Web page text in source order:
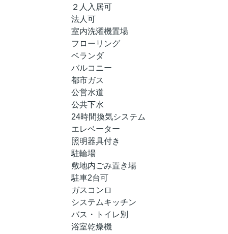
２人入居可
法人可
室内洗濯機置場
フローリング
ベランダ
バルコニー
都市ガス
公営水道
公共下水
24時間換気システム
エレベーター
照明器具付き
駐輪場
敷地内ごみ置き場
駐車2台可
ガスコンロ
システムキッチン
バス・トイレ別
浴室乾燥機